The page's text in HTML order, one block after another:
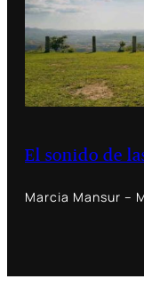
El sonido de
Marcia Mansur –